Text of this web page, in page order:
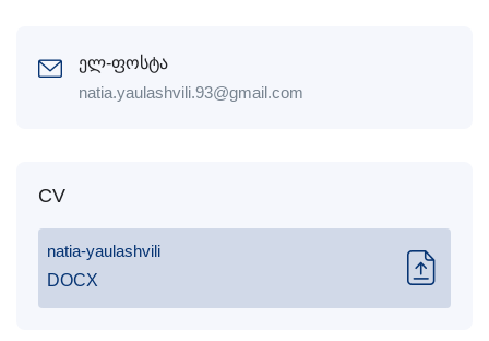
ელ-ფოსტა
natia.yaulashvili.93@gmail.com
CV
natia-yaulashvili
DOCX